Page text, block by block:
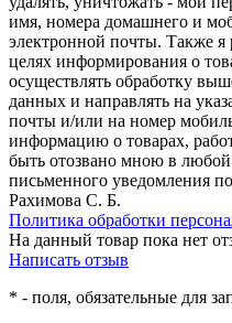
имя, номера домашнего и
электронной почты. Также
целях информирования о
осуществлять обработку
данных и направлять на
почты и/или на номер
информацию о товарах,
быть отозвано мною в
письменного уведомления
Рахимова С. Б.
Политика обработки
На данный товар пока нет
Написать отзыв
* - поля, обязательные для